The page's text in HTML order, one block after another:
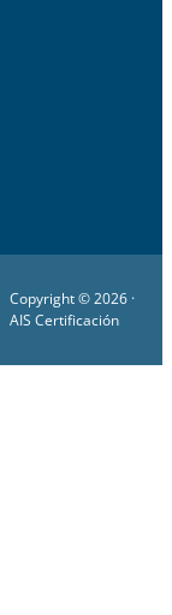
Copyright © 2026 ·
AIS Certificación